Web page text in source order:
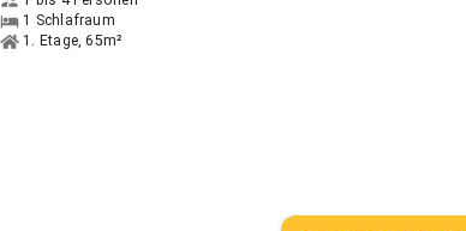
1 Schlafraum
1. Etage, 65m²